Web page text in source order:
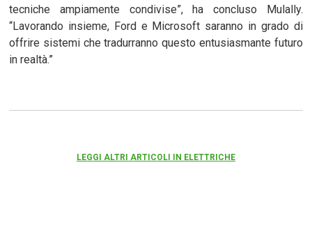
tecniche ampiamente condivise”, ha concluso Mulally.
“Lavorando insieme, Ford e Microsoft saranno in grado di
offrire sistemi che tradurranno questo entusiasmante futuro
in realtà.”
LEGGI ALTRI ARTICOLI IN ELETTRICHE